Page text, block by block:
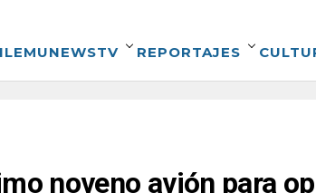
REPORTAJES
noveno avión para